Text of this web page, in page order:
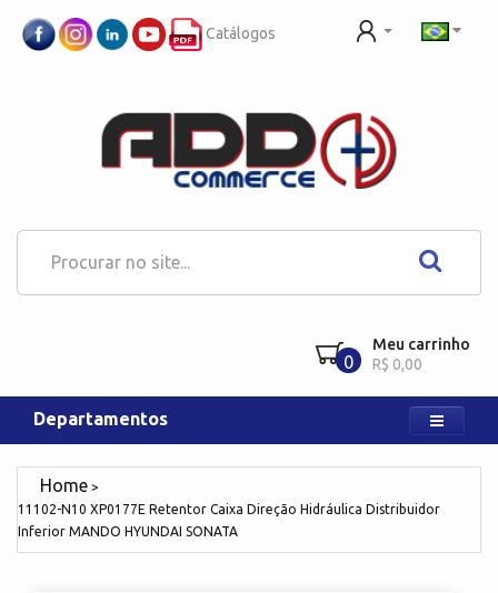
Catálogos
0
Meu carrinho
R$ 0,00
Departamentos
11102-N10 XP0177E Retentor Caixa Direção Hidráulica Distribuidor
Inferior MANDO HYUNDAI SONATA